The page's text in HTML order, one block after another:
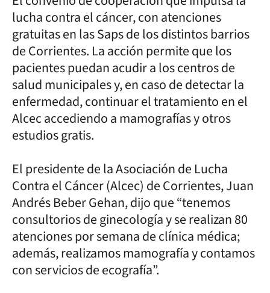
lucha contra el cáncer, con atenciones
gratuitas en las Saps de los distintos barrios
de Corrientes. La acción permite que los
pacientes puedan acudir a los centros de
salud municipales y, en caso de detectar la
enfermedad, continuar el tratamiento en el
Alcec accediendo a mamografías y otros
estudios gratis.
El presidente de la Asociación de Lucha
Contra el Cáncer (Alcec) de Corrientes, Juan
Andrés Beber Gehan, dijo que “tenemos
consultorios de ginecología y se realizan 80
atenciones por semana de clínica médica;
además, realizamos mamografía y contamos
con servicios de ecografía”.